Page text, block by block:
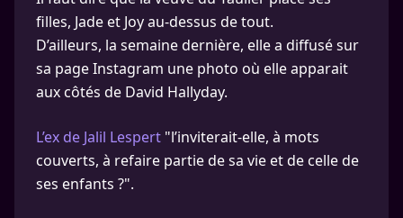
filles, Jade et Joy au-dessus de tout.
D’ailleurs, la semaine dernière, elle a diffusé sur
sa page Instagram une photo où elle apparait
aux côtés de David Hallyday.
L’ex de Jalil Lespert "l’inviterait-elle, à mots
couverts, à refaire partie de sa vie et de celle de
ses enfants ?".